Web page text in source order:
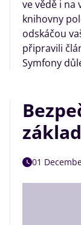
ve vědě i na
knihovny
odskáčou
připravili
Symfony
01